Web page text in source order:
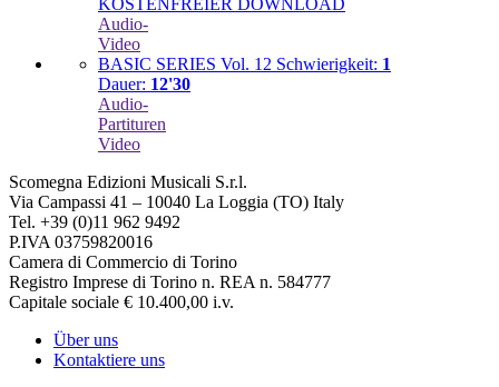
KOSTENFREIER DOWNLOAD
Audio-
Video
BASIC SERIES Vol. 12 Schwierigkeit: 1
Dauer: 12'30
Audio-
Partituren
Video
Scomegna Edizioni Musicali S.r.l.
Via Campassi 41 – 10040 La Loggia (TO) Italy
Tel. +39 (0)11 962 9492
P.IVA 03759820016
Camera di Commercio di Torino
Registro Imprese di Torino n. REA n. 584777
Capitale sociale € 10.400,00 i.v.
Über uns
Kontaktiere uns